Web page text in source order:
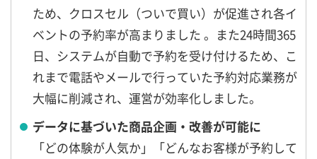
ため、クロスセル（ついで買い）が促進され各イ
ベントの予約率が高まりました 。また24時間365
日、システムが自動で予約を受け付けるため、こ
れまで電話やメールで行っていた予約対応業務が
大幅に削減され、運営が効率化しました。
データに基づいた商品企画・改善が可能に
「どの体験が人気か」「どんなお客様が予約して